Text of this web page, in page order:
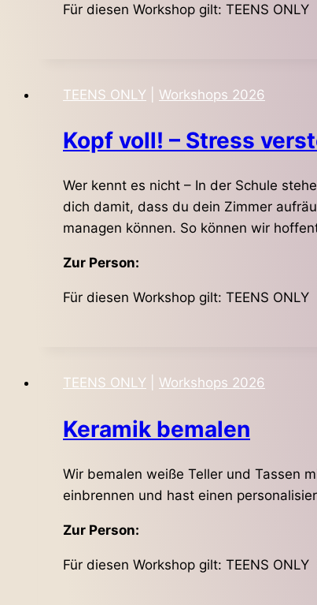
Für diesen Workshop gilt: TEENS ONLY
TEENS ONLY Workshops 2026
Kopf voll! – Stress
Wer kennt es nicht – In der Schule
dich damit, dass du dein Zimmer
managen können. So können wir
Zur Person:
Für diesen Workshop gilt: TEENS ONLY
TEENS ONLY Workshops 2026
Keramik bemalen
Wir bemalen weiße Teller und Tassen
einbrennen und hast einen
Zur Person:
Für diesen Workshop gilt: TEENS ONLY